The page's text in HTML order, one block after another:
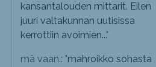
kansantalouden mittarit. Eilen
juuri valtakunnan uutisissa
kerrottiin avoimien..."
mä vaan.: "mahroikko sohasta